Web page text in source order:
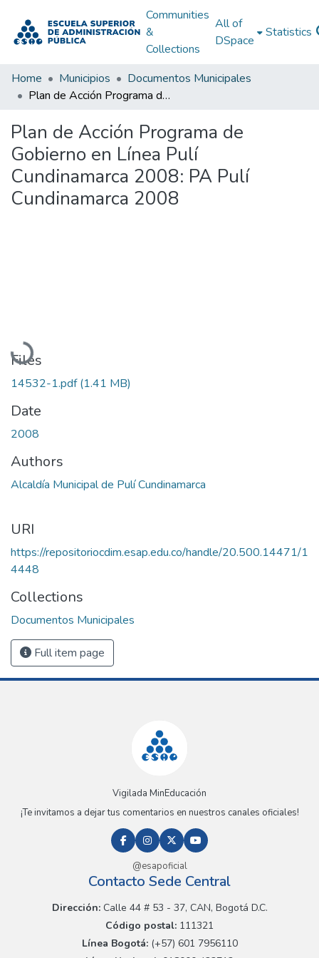
Communities
&
Collections
All of
DSpace
Statistics
Home Municipios
Documentos Municipales
Plan de Acción Programa de Gobierno en Línea Pulí Cundinamarca 2008: PA Pulí Cundinamarca 2008
Plan de Acción Programa de
Gobierno en Línea Pulí
Cundinamarca 2008: PA Pulí
Cundinamarca 2008
Loading...
Files
14532-1.pdf(1.41 MB)
Date
2008
Authors
Alcaldía Municipal de Pulí Cundinamarca
URI
https://repositoriocdim.esap.edu.co/handle/20.500.14471/1
4448
Collections
Documentos Municipales
Full item page
Vigilada MinEducación
¡Te invitamos a dejar tus comentarios en nuestros canales oficiales!
@esapoficial
Contacto Sede Central
Dirección:Calle 44 # 53 - 37, CAN, Bogotá D.C.
Código postal: 111321
Línea Bogotá:(+57) 601 7956110